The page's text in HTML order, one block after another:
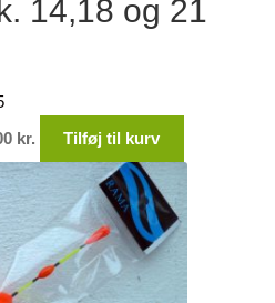
14,18 og 21
kr..
kr.
er:
50,00 kr..
Tilføj til kurv